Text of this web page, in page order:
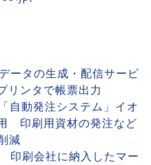
ータの生成・配信サービ
ンタで帳票出力
自動発注システム」イオ
印刷用資材の発注など
減
印刷会社に納入したマー